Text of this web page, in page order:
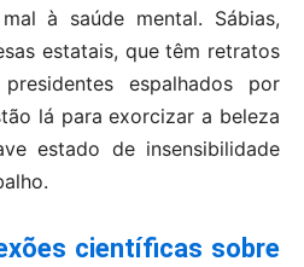
à saúde mental. Sábias,
estatais, que têm retratos
espalhados por
lá para exorcizar a beleza
estado de insensibilidade
científicas sobre